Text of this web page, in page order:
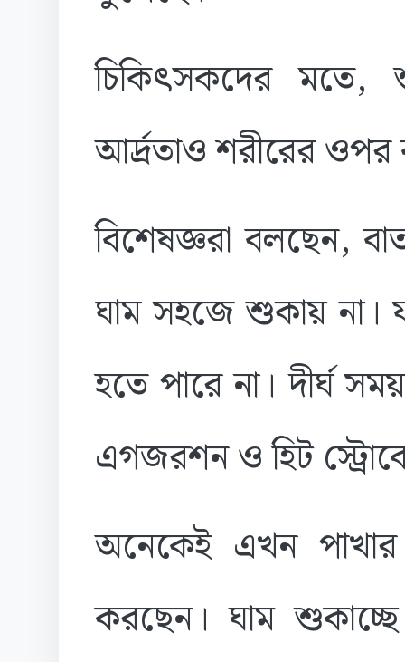
চিকিৎসকদের মতে,
আর্দ্রতাও শরীরের
বিশেষজ্ঞরা বলছেন,
ঘাম সহজে শুকায় না।
হতে পারে না। দীর্ঘ
এগজরশন ও হিট
অনেকেই এখন
করছেন। ঘাম